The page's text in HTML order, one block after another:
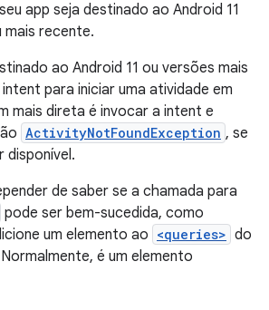
app seja destinado ao Android 11
mais recente.
ao Android 11 ou versões mais
para iniciar uma atividade em
mais direta é invocar a intent e
ActivityNotFoundException , se
disponível.
de saber se a chamada para
pode ser bem-sucedida, como
um elemento ao <queries> do
é um elemento